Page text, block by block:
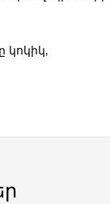
կոկիկ,